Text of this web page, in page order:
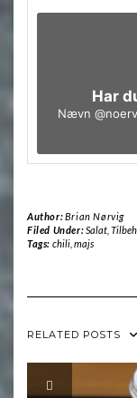
Har
Nævn
Author:Brian Nørvig
Filed Under:Salat,
Tags: chili, majs
RELATED POSTS